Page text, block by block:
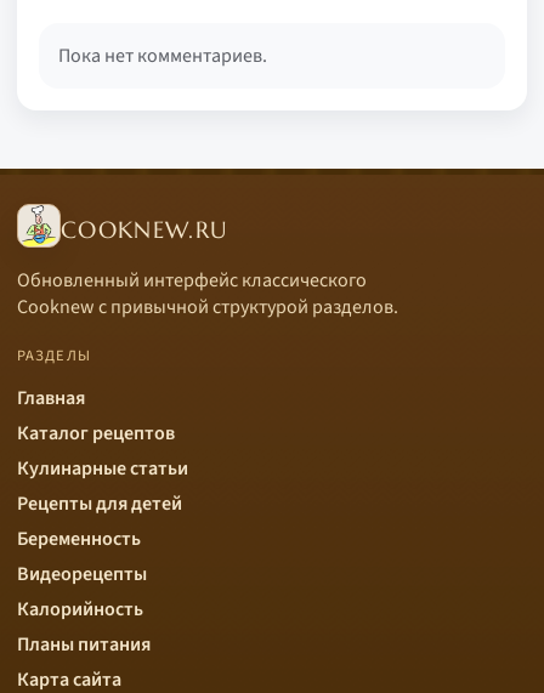
Пока нет комментариев.
COOKNEW.RU
Обновленный интерфейс классического
Cooknew с привычной структурой разделов.
РАЗДЕЛЫ
Главная
Каталог рецептов
Кулинарные статьи
Рецепты для детей
Беременность
Видеорецепты
Калорийность
Планы питания
Карта сайта